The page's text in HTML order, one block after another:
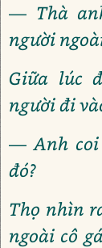
— Thà
người
Giữa lúc
người đi
— Anh coi
đó?
Thọ nhìn
ngoài cô